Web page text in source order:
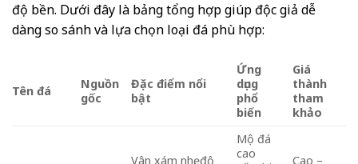
độ bền. Dưới đây là bảng tổng hợp giúp độc giả dễ
dàng so sánh và lựa chọn loại đá phù hợp:
Tên đá
Nguồn
gốc
Đặc điểm nổi
bật
Ứng
dụng
phổ
biến
Giá
thành
tham
khảo
Vân xám nhẹ, độ
Mộ đá
cao
Cao –